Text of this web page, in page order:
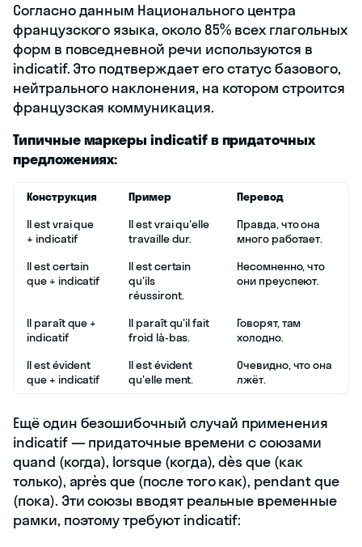
Согласно данным Национального центра
французского языка, около 85% всех глагольных
форм в повседневной речи используются в
indicatif. Это подтверждает его статус базового,
нейтрального наклонения, на котором строится
французская коммуникация.
Типичные маркеры indicatif в придаточных
предложениях:
Конструкция Пример
Перевод
Il est vrai que
+ indicatif
Il est vrai qu'elle
travaille dur.
Правда, что она
много работает.
Il est certain
que + indicatif
Il est certain
qu'ils
réussiront.
Несомненно, что
они преуспеют.
Il paraît que +
indicatif
Il paraît qu'il fait
froid là-bas.
Говорят, там
холодно.
Il est évident
que + indicatif
Il est évident
qu'elle ment.
Очевидно, что она
лжёт.
Ещё один безошибочный случай применения
indicatif — придаточные времени с союзами
quand (когда), lorsque (когда), dès que (как
только), après que (после того как), pendant que
(пока). Эти союзы вводят реальные временные
рамки, поэтому требуют indicatif: